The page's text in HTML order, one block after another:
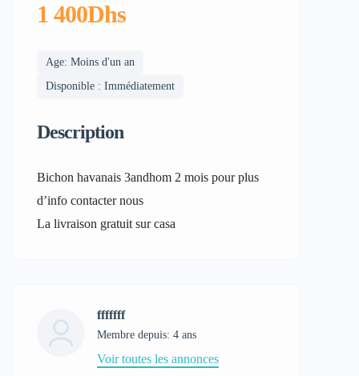
1 400Dhs
Age: Moins d'un an
Disponible : Immédiatement
Description
Bichon havanais 3andhom 2 mois pour plus
d’info contacter nous
La livraison gratuit sur casa
fffffff
Membre depuis: 4 ans
Voir toutes les annonces